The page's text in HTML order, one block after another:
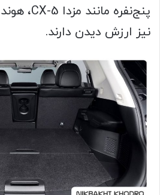
نیز ارزش دیدن دارند.